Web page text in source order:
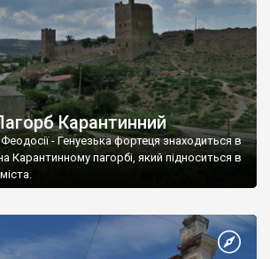
Карантинний
- Генуезька фортеця знаходиться в
Карантинному пагорбі, який підноситься в